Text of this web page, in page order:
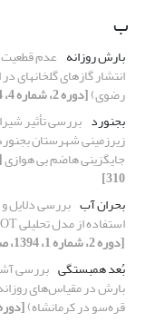
ب
بارش روزانه عدم قطعیت
رضوی)[دوره 2، شماره 4، 1394، صفحه 455-465]
بجنورد‌ بررسی تأثیر
زیرزمینی شهرستان
جایگزینی هاضم بی‏ هوازی
310]
بحران آب بررسی دلایل
استفاده از مدل تحلیلی SWOT (مطالعة موردی: رودخانۀ گاماسیاب)
[دوره 2، شماره 1، 1394، صفحه 1-10]
بُعد همبستگی بررسی
بارش در مقیاس‌های
قره‌سو در کرمانشاه)[دوره 2، شماره 1، 1394،